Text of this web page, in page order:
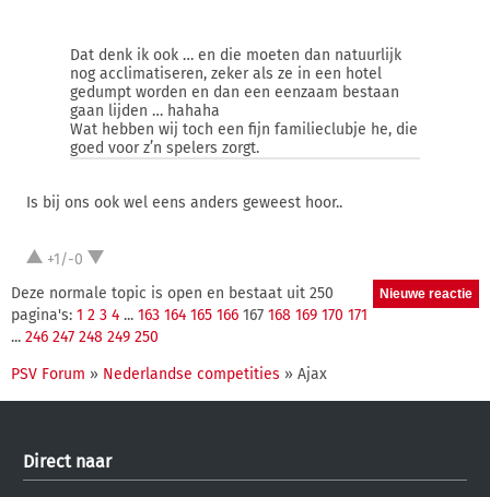
Dat denk ik ook … en die moeten dan natuurlijk
nog acclimatiseren, zeker als ze in een hotel
gedumpt worden en dan een eenzaam bestaan
gaan lijden … hahaha
Wat hebben wij toch een fijn familieclubje he, die
goed voor z’n spelers zorgt.
Is bij ons ook wel eens anders geweest hoor..
+1/-0
Deze normale topic is open en bestaat uit 250
pagina's: 1 2 3 4 ... 163 164 165 166 167 168 169 170 171
... 246 247 248 249 250
PSV Forum » Nederlandse competities » Ajax
Direct naar